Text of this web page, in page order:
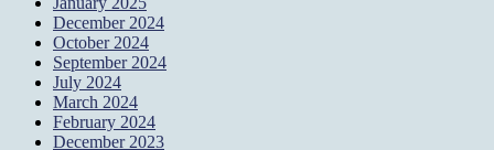
December 2024
October 2024
September 2024
July 2024
March 2024
February 2024
December 2023